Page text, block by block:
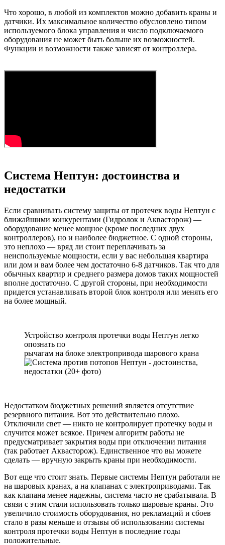
Что хорошо, в любой из комплектов можно добавить краны и
датчики. Их максимальное количество обусловлено типом
используемого блока управления и число подключаемого
оборудования не может быть больше их возможностей.
Функции и возможности также зависят от контроллера.
Система Нептун: достоинства и
недостатки
Если сравнивать систему защиты от протечек воды Нептун с
ближайшими конкурентами (Гидролок и Аквасторож) —
оборудование менее мощное (кроме последних двух
контроллеров), но и наиболее бюджетное. С одной стороны,
это неплохо — вряд ли стоит переплачивать за
неиспользуемые мощности, если у вас небольшая квартира
или дом и вам более чем достаточно 6-8 датчиков. Так что для
обычных квартир и среднего размера домов таких мощностей
вполне достаточно. С другой стороны, при необходимости
придется устанавливать второй блок контроля или менять его
на более мощный.
Устройство контроля протечки воды Нептун легко
опознать по
рычагам на блоке электропривода шарового крана
Недостатком бюджетных решений является отсутствие
резервного питания. Вот это действительно плохо.
Отключили свет — никто не контролирует протечку воды и
случится может всякое. Причем алгоритм работы не
предусматривает закрытия воды при отключении питания
(так работает Аквасторож). Единственное что вы можете
сделать — вручную закрыть краны при необходимости.
Вот еще что стоит знать. Первые системы Нептун работали не
на шаровых кранах, а на клапанах с электроприводами. Так
как клапана менее надежны, система часто не срабатывала. В
связи с этим стали использовать только шаровые краны. Это
увеличило стоимость оборудования, но рекламаций и сбоев
стало в разы меньше и отзывы об использовании системы
контроля протечки воды Нептун в последние годы
положительные.